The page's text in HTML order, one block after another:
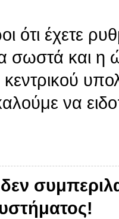
ότι έχετε
σωστά και η
να